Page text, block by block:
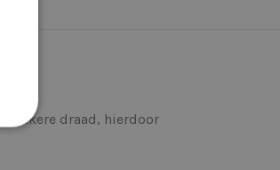
dikkere draad, hierdoor